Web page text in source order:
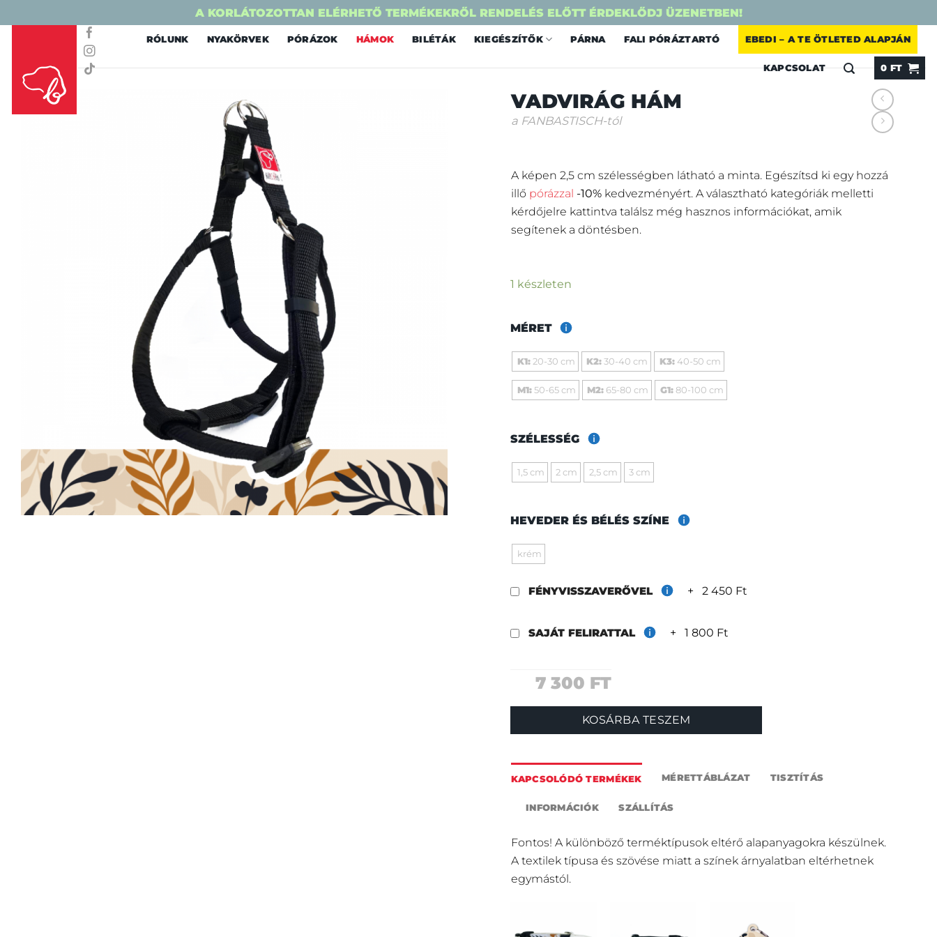
A KORLÁTOZOTTAN ELÉRHETŐ TERMÉKEKRŐL RENDELÉS ELŐTT ÉRDEKLŐDJ ÜZENETBEN!
content
RÓLUNK NYAKÖRVEK PÓRÁZOK HÁMOK BILÉTÁK KIEGÉSZÍTŐK PÁRNA FALI PÓRÁZTARTÓ EBEDI – A TE ÖTLETED ALAPJÁN
KAPCSOLAT 0 FT
VADVIRÁG HÁM
a FANBASTISCH-tól
A képen 2,5 cm szélességben látható a minta. Egészítsd ki egy hozzá
illő pórázzal -10%kedvezményért. A választható kategóriák melletti
kérdőjelre kattintva találsz még hasznos információkat, amik
segítenek a döntésben.
1 készleten
MÉRET
K1:20-30 cm K2:30-40 cm K3:40-50 cm
M1:50-65 cm M2: 65-80 cm G1:80-100 cm
SZÉLESSÉG
1,5 cm 2 cm 2,5 cm 3 cm
HEVEDER ÉS BÉLÉS SZÍNE
krém
FÉNYVISSZAVERŐVEL + 2 450 Ft
SAJÁT FELIRATTAL + 1 800 Ft
7 300 FT
KOSÁRBA TESZEM
KAPCSOLÓDÓ TERMÉKEK MÉRETTÁBLÁZAT TISZTÍTÁS
INFORMÁCIÓK SZÁLLÍTÁS
Fontos! A különböző terméktípusok eltérő alapanyagokra készülnek.
A textilek típusa és szövése miatt a színek árnyalatban eltérhetnek
egymástól.